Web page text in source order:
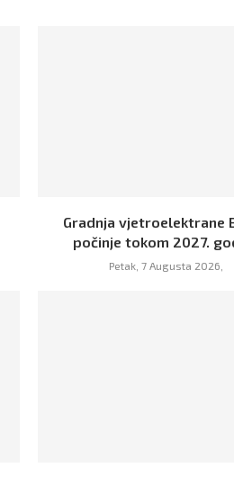
Gradnja vjetroelektrane
počinje tokom 2027.
Petak, 7 Augusta 2026,